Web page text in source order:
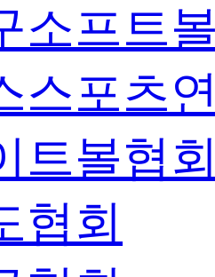
소프트
스포츠
트볼협
협회